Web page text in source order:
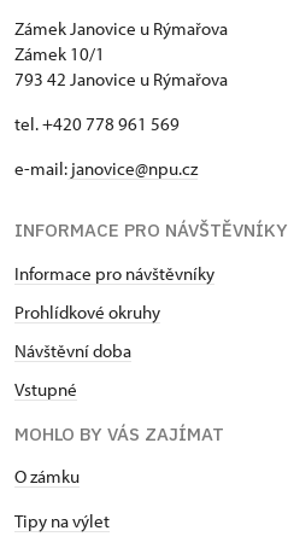
Zámek Janovice u Rýmařova
Zámek 10/1
793 42 Janovice u Rýmařova
tel. +420 778 961 569
e-mail: janovice@npu.cz
INFORMACE PRO NÁVŠTĚVNÍKY
Informace pro návštěvníky
Prohlídkové okruhy
Návštěvní doba
Vstupné
MOHLO BY VÁS ZAJÍMAT
O zámku
Tipy na výlet